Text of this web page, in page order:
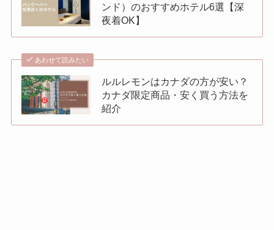
ンド）のおすすめホテル6選【深
夜着OK】
あわせて読みたい
ルルレモンはカナダの方が安い？
カナダ限定商品・安く買う方法を
紹介